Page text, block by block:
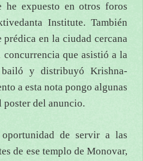
he expuesto en otros foros
Institute. También
prédica en la ciudad cercana
que asistió a la
y distribuyó Krishna-
a esta nota pongo algunas
poster del anuncio.
de servir a las
de ese templo de Monovar,